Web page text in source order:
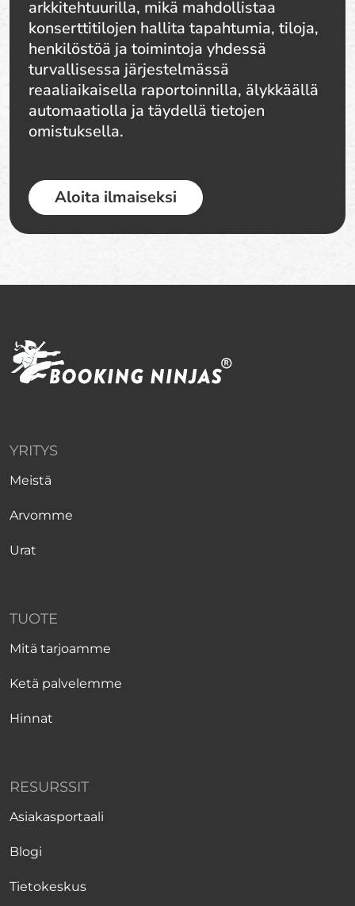
arkkitehtuurilla, mikä mahdollistaa
konserttitilojen hallita tapahtumia, tiloja,
henkilöstöä ja toimintoja yhdessä
turvallisessa järjestelmässä
reaaliaikaisella raportoinnilla, älykkäällä
automaatiolla ja täydellä tietojen
omistuksella.
Aloita ilmaiseksi
YRITYS
Meistä
Arvomme
Urat
TUOTE
Mitä tarjoamme
Ketä palvelemme
Hinnat
RESURSSIT
Asiakasportaali
Blogi
Tietokeskus